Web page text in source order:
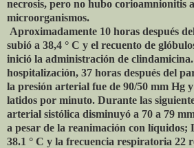
necrosis, pero no hubo corioamnionitis
microorganismos.
Aproximadamente 10 horas después
subió a 38,4 ° C y el recuento de
inició la administración de
hospitalización, 37 horas después del
la presión arterial fue de 90/50 mm Hg
latidos por minuto. Durante las
arterial sistólica disminuyó a 70 a 79
a pesar de la reanimación con líquidos;
38.1 ° C y la frecuencia respiratoria 22